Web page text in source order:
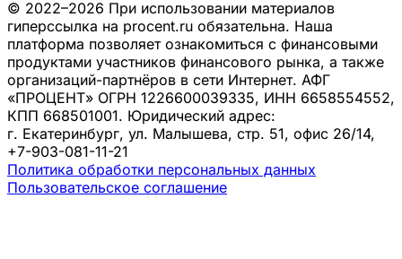
© 2022–2026 При использовании материалов
гиперссылка на procent.ru обязательна. Наша
платформа позволяет ознакомиться с финансовыми
продуктами участников финансового рынка, а также
организаций-партнёров в сети Интернет. АФГ
«ПРОЦЕНТ» ОГРН 1226600039335, ИНН 6658554552,
КПП 668501001. Юридический адрес:
г. Екатеринбург, ул. Малышева, стр. 51, офис 26/14,
+7-903-081-11-21
Политика обработки персональных данных
Пользовательское соглашение